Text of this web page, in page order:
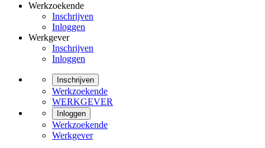
Werkzoekende
Inschrijven
Inloggen
Werkgever
Inschrijven
Inloggen
Inschrijven
Werkzoekende
WERKGEVER
Inloggen
Werkzoekende
Werkgever